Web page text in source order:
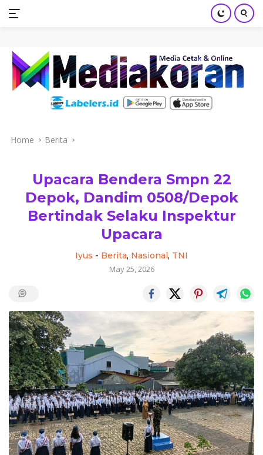
Skip
content
Home Berita
Upacara Bendera Smpn 22
Depok, Dandim 0508/Depok
Bertindak Selaku Inspektur
Upacara
Iyus - Berita, Nasional, TNI
May 25, 2026